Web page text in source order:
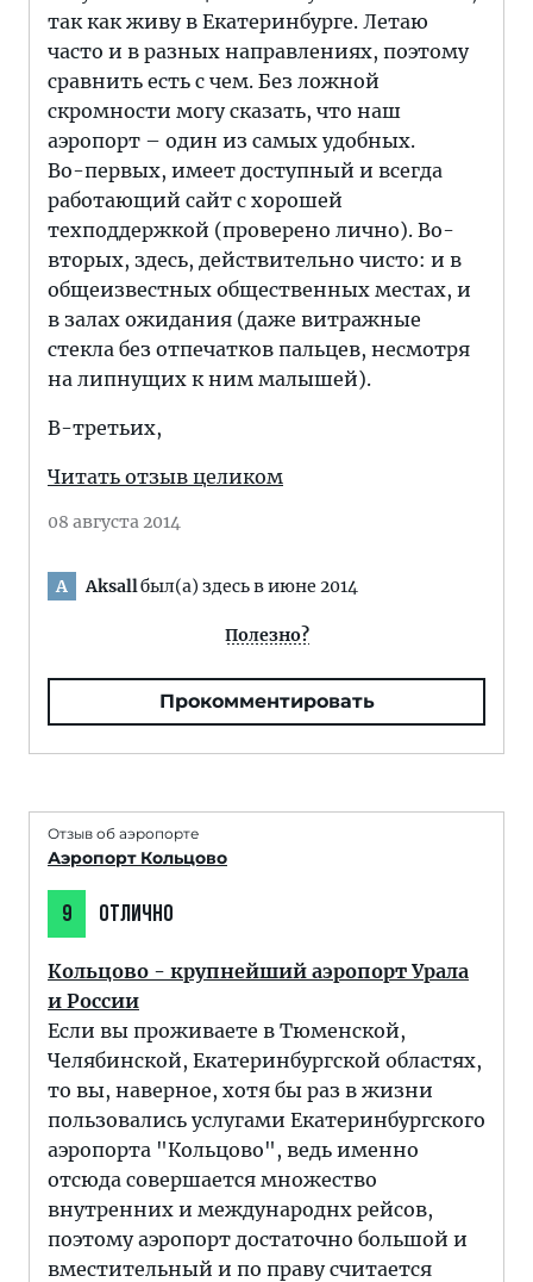
так как живу в Екатеринбурге. Летаю
часто и в разных направлениях, поэтому
сравнить есть с чем. Без ложной
скромности могу сказать, что наш
аэропорт – один из самых удобных.
Во-первых, имеет доступный и всегда
работающий сайт с хорошей
техподдержкой (проверено лично). Во-
вторых, здесь, действительно чисто: и в
общеизвестных общественных местах, и
в залах ожидания (даже витражные
стекла без отпечатков пальцев, несмотря
на липнущих к ним малышей).
В-третьих,
Читать отзыв целиком
08 августа 2014
A Aksallбыл(а) здесь в июне 2014
Полезно?
Прокомментировать
Отзыв об аэропорте
Аэропорт Кольцово
9 ОТЛИЧНО
Кольцово - крупнейший аэропорт Урала
и России
Если вы проживаете в Тюменской,
Челябинской, Екатеринбургской областях,
то вы, наверное, хотя бы раз в жизни
пользовались услугами Екатеринбургского
аэропорта "Кольцово", ведь именно
отсюда совершается множество
внутренних и международнх рейсов,
поэтому аэропорт достаточно большой и
вместительный и по праву считается